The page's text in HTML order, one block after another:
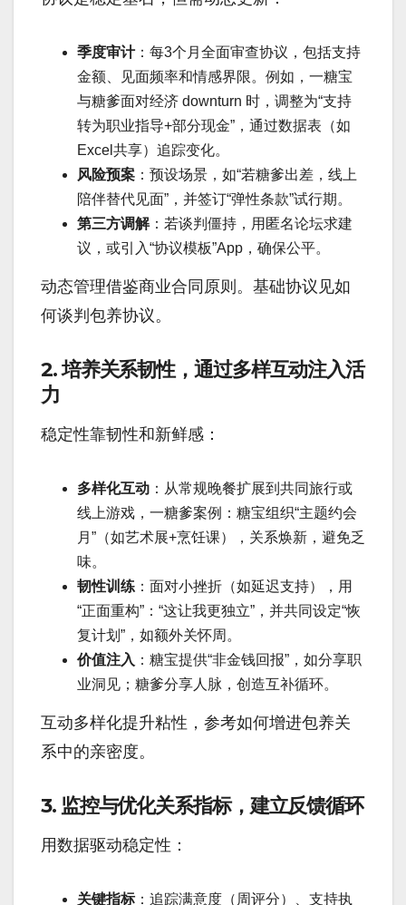
季度审计：每3个月全面审查协议，包括支持
金额、见面频率和情感界限。例如，一糖宝
与糖爹面对经济 downturn 时，调整为“支持
转为职业指导+部分现金”，通过数据表（如
Excel共享）追踪变化。
风险预案 ：预设场景，如“若糖爹出差，线上
陪伴替代见面”，并签订“弹性条款”试行期。
第三方调解：若谈判僵持，用匿名论坛求建
议，或引入“协议模板”App，确保公平。
动态管理借鉴商业合同原则。基础协议见如
何谈判包养协议。
2. 培养关系韧性，通过多样互动注入活
力
稳定性靠韧性和新鲜感：
多样化互动 ：从常规晚餐扩展到共同旅行或
线上游戏，一糖爹案例：糖宝组织“主题约会
月”（如艺术展+烹饪课），关系焕新，避免乏
味。
韧性训练 ：面对小挫折（如延迟支持），用
“正面重构”：“这让我更独立”，并共同设定“恢
复计划”，如额外关怀周。
价值注入 ：糖宝提供“非金钱回报”，如分享职
业洞见；糖爹分享人脉，创造互补循环。
互动多样化提升粘性，参考如何增进包养关
系中的亲密度。
3. 监控与优化关系指标，建立反馈循环
用数据驱动稳定性：
关键指标：追踪满意度（周评分）、支持执